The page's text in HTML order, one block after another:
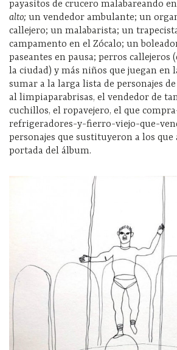
payasitos de crucero malabareando en
alto; un vendedor ambulante; un
callejero; un malabarista; un
campamento en el Zócalo; un
paseantes en pausa; perros callejeros
la ciudad) y más niños que juegan en
sumar a la larga lista de personajes de
al limpiaparabrisas, el vendedor de
cuchillos, el ropavejero, el que
refrigeradores-y-fierro-viejo-que-
personajes que sustituyeron a los que
portada del álbum.